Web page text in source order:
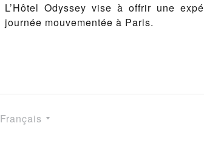
L’Hôtel Odyssey vise à offrir une
journée mouvementée à Paris.
Français